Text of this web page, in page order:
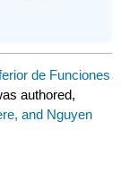
de Funciones
authored,
and Nguyen